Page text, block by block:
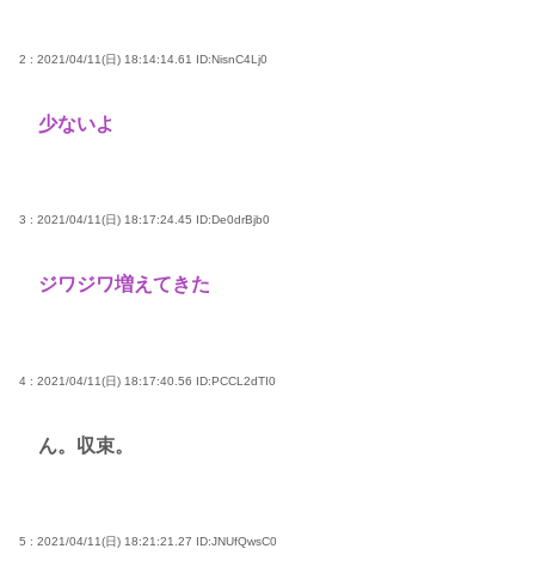
2 : 2021/04/11(日) 18:14:14.61 ID:NisnC4Lj0
少ないよ
3 : 2021/04/11(日) 18:17:24.45 ID:De0drBjb0
ジワジワ増えてきた
4 : 2021/04/11(日) 18:17:40.56 ID:PCCL2dTI0
ん。収束。
5 : 2021/04/11(日) 18:21:21.27 ID:JNUfQwsC0